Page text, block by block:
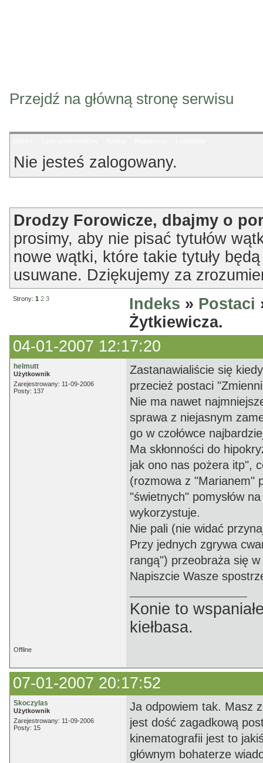
Przejdź na główną stronę serwisu
Nie jesteś zalogowany.
Drodzy Forowicze, dbajmy o
prosimy, aby nie pisać tytułów
nowe wątki, które takie tytuły
usuwane. Dziękujemy za
Strony: 1 2 3 Indeks » Postaci
Żytkiewicza.
04-01-2007 12:17:20
helmutt
Użytkownik
Zarejestrowany: 11-09-2006
Posty: 137
Zastanawialiście się
przecież postaci
Nie ma nawet
sprawa z niejasnym
go w czołówce
Ma skłonności do
jak ono nas pożera itp",
(rozmowa z "Marianem"
"świetnych" pomysłów
wykorzystuje.
Nie pali (nie widać
Przy jednych zgrywa
rangą") przeobraża się
Napiszcie Wasze
Konie to
kiełbasa.
Offline
07-01-2007 20:17:52
Skoczylas
Użytkownik
Zarejestrowany: 11-09-2006
Posty: 15
Ja odpowiem tak. Masz
jest dość zagadkową
kinematografii jest to
głównym bohaterze